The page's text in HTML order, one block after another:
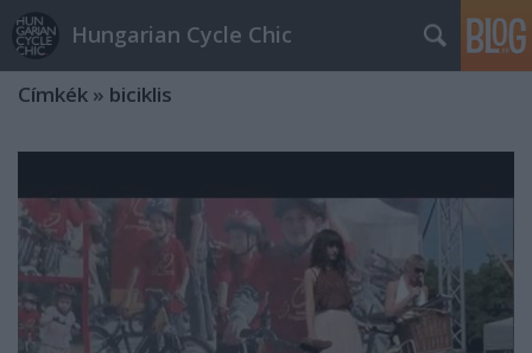
Hungarian Cycle Chic
Címkék » biciklis